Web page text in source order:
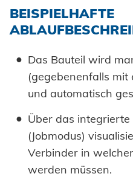
BEISPIELHAFTE
Das Bauteil wird
(gegebenenfalls mit
und automatisch
Über das
(Jobmodus)
Verbinder in
werden müssen.